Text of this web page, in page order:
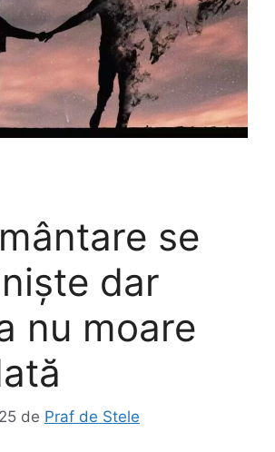
se
dar
nu moare
de Praf de Stele